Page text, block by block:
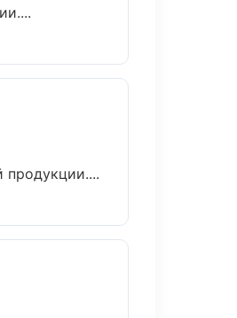
продукции....